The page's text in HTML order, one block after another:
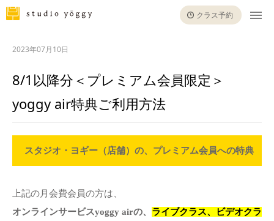
クラス予約
2023年07月10日
8/1以降分＜プレミアム会員限定＞
yoggy air特典ご利用方法
スタジオ・ヨギー（店舗）の、プレミアム会員への特典
上記の月会費会員の方は、
オンラインサービスyoggy airの、 ライブクラス、ビデオクラ